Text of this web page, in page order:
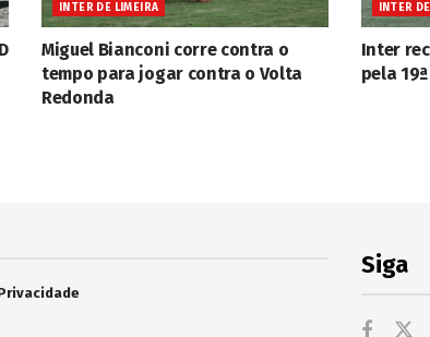
INTER DE LIMEIRA
Miguel Bianconi corre contra o
tempo para jogar contra o Volta
Redonda
INTER
Inter
pela
Siga